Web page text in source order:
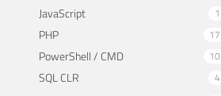
JavaScript 1
PHP 17
PowerShell / CMD 10
SQL CLR 4